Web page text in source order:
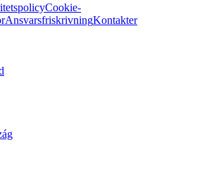
Cookie-
AnsvarsfriskrivningKontakter